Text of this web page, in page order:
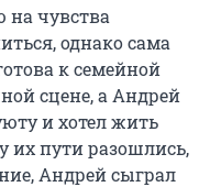
на чувства
однако сама
к семейной
сцене, а Андрей
и хотел жить
их пути разошлись,
Андрей сыграл